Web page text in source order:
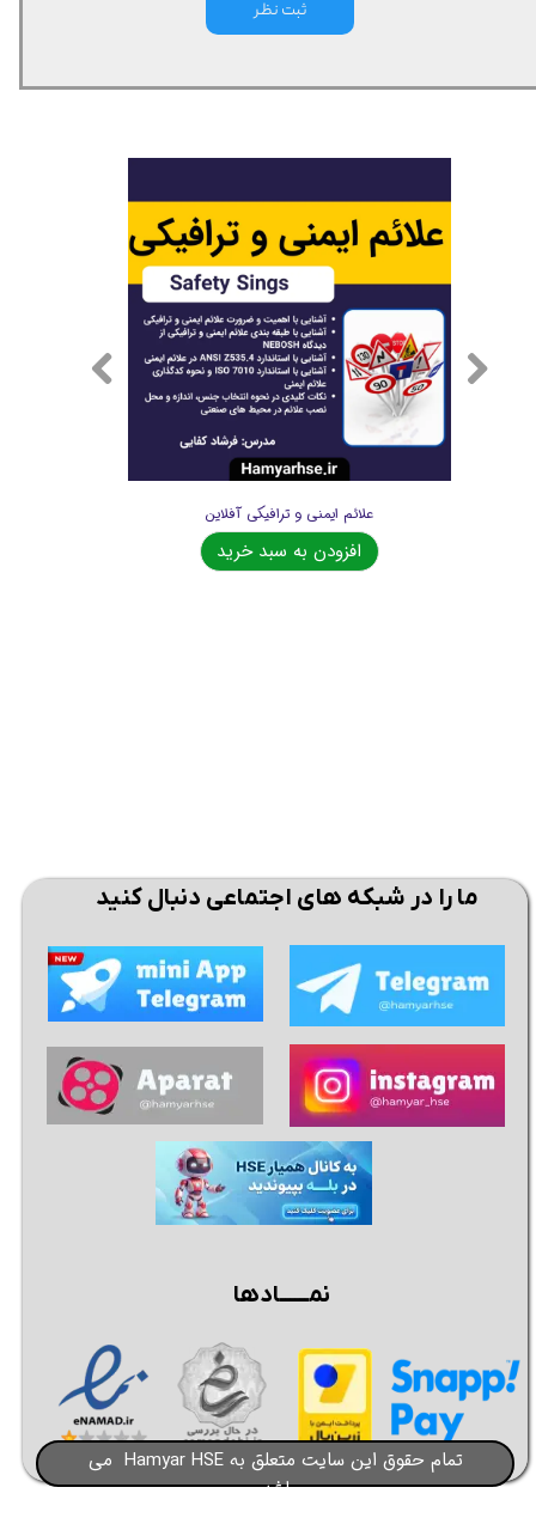
ثبت نظر
علائم ایمنی و ترافیکی آفلاین
افزودن به سبد خرید
تمام حقوق این سایت متعلق به Hamyar HSE می
باشد​​​​​​​
ما را در شبکه های اجتماعی دنبال کنید
نمــــــادها